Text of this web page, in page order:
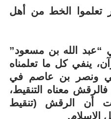
تعلموا الخط من أهل
“عبد الله بن مسعود”
ينفي كل ما تعلمناه
ونصر بن عاصم في
معناه التنقيط،
أن الرقش (تنقيط
الإسلام.